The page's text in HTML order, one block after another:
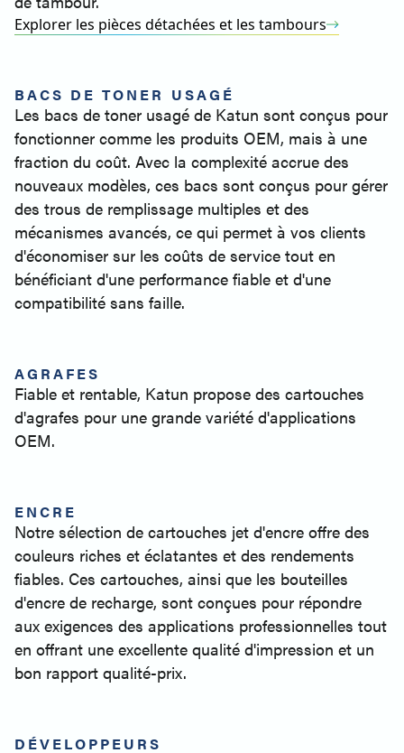
Explorer les pièces détachées et les tambours
BACS DE TONER USAGÉ
Les bacs de toner usagé de Katun sont conçus pour
fonctionner comme les produits OEM, mais à une
fraction du coût. Avec la complexité accrue des
nouveaux modèles, ces bacs sont conçus pour gérer
des trous de remplissage multiples et des
mécanismes avancés, ce qui permet à vos clients
d'économiser sur les coûts de service tout en
bénéficiant d'une performance fiable et d'une
compatibilité sans faille.
AGRAFES
Fiable et rentable, Katun propose des cartouches
d'agrafes pour une grande variété d'applications
OEM.
ENCRE
Notre sélection de cartouches jet d'encre offre des
couleurs riches et éclatantes et des rendements
fiables. Ces cartouches, ainsi que les bouteilles
d'encre de recharge, sont conçues pour répondre
aux exigences des applications professionnelles tout
en offrant une excellente qualité d'impression et un
bon rapport qualité-prix.
DÉVELOPPEURS